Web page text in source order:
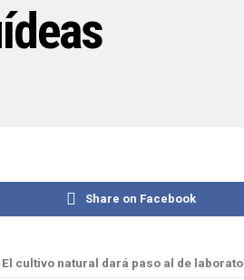
Share on Facebook
El cultivo natural dará paso al de